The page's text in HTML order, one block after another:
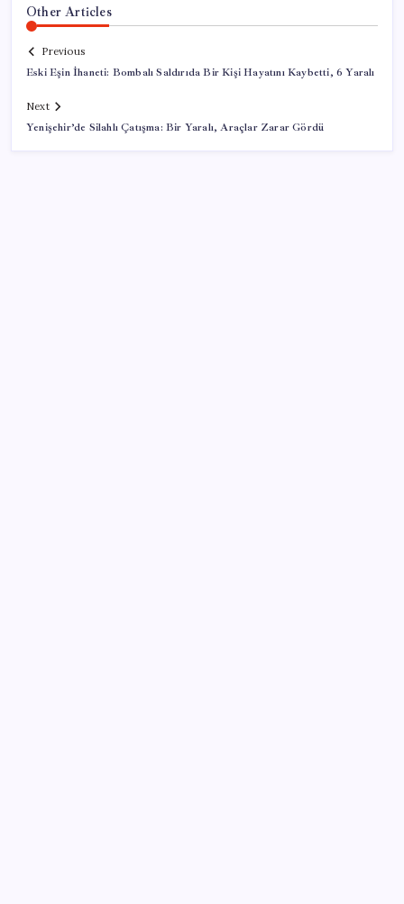
Other Articles
Previous
Eski Eşin İhaneti: Bombalı Saldırıda Bir Kişi Hayatını Kaybetti, 6 Yaralı
Next
Yenişehir’de Silahlı Çatışma: Bir Yaralı, Araçlar Zarar Gördü